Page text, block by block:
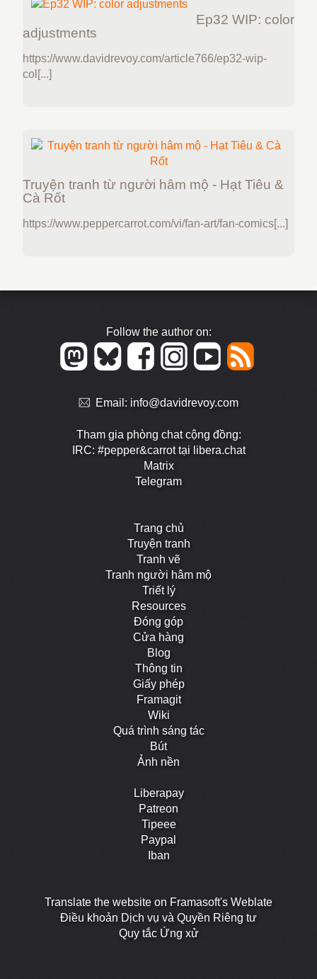
Ep32 WIP: color
adjustments
https://www.davidrevoy.com/article766/ep32-wip-
col[...]
Truyện tranh từ người hâm mộ - Hạt Tiêu &
Cà Rốt
https://www.peppercarrot.com/vi/fan-art/fan-comics[...]
Follow the author on:
Email: info@davidrevoy.com
Tham gia phòng chat cộng đồng:
IRC: #pepper&carrot tại libera.chat
Matrix
Telegram
Trang chủ
Truyện tranh
Tranh vẽ
Tranh người hâm mộ
Triết lý
Resources
Đóng góp
Cửa hàng
Blog
Thông tin
Giấy phép
Framagit
Wiki
Quá trình sáng tác
Bút
Ảnh nền
Liberapay
Patreon
Tipeee
Paypal
Iban
Translate the website on Framasoft's Weblate
Điều khoản Dịch vụ và Quyền Riêng tư
Quy tắc Ứng xử